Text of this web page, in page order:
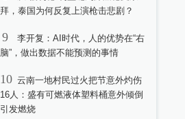
拜，泰国为何反复上演枪击悲剧？
9
李开复：AI时代，人的优势在“右
脑”，做出数据不能预测的事情
10 云南一地村民过火把节意外灼伤
16人：盛有可燃液体塑料桶意外倾倒
引发燃烧